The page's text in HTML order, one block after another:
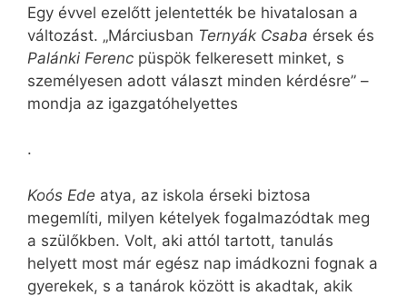
Egy évvel ezelőtt jelentették be hivatalosan a
változást. „Márciusban Ternyák Csaba érsek és
Palánki Ferenc püspök felkeresett minket, s
személyesen adott választ minden kérdésre” –
mondja az igazgatóhelyettes
.
Koós Ede atya, az iskola érseki biztosa
megemlíti, milyen kételyek fogalmazódtak meg
a szülőkben. Volt, aki attól tartott, tanulás
helyett most már egész nap imádkozni fognak a
gyerekek, s a tanárok között is akadtak, akik